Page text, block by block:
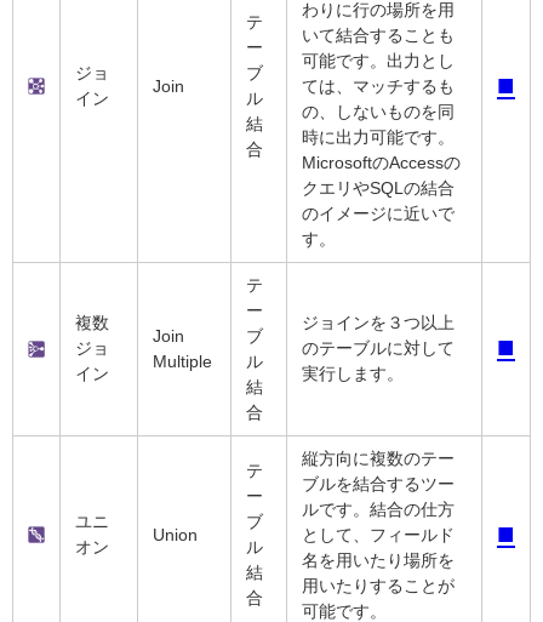
ジョ
イン
Join
テ
ー
ブ
ル
結
合
わりに行の場所を用
いて結合することも
可能です。出力とし
ては、マッチするも
の、しないものを同
時に出力可能です。
MicrosoftのAccessの
クエリやSQLの結合
のイメージに近いで
す。
■
複数
ジョ
イン
Join
Multiple
テ
ー
ブ
ル
結
合
ジョインを３つ以上
のテーブルに対して
実行します。
■
ユニ
オン
Union
テ
ー
ブ
ル
結
合
縦方向に複数のテー
ブルを結合するツー
ルです。結合の仕方
として、フィールド
名を用いたり場所を
用いたりすることが
可能です。
■